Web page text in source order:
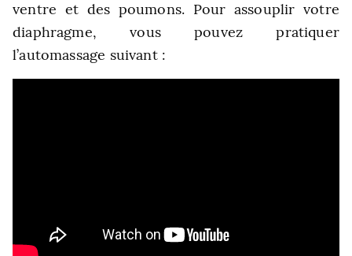
ventre et des poumons. Pour assouplir votre
diaphragme, vous pouvez pratiquer
l’automassage suivant :